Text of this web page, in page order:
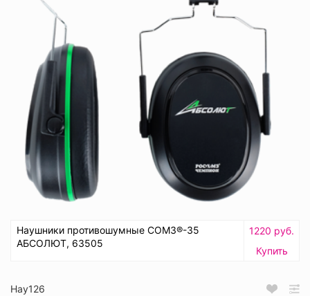
Наушники противошумные СОМЗ®-35
АБСОЛЮТ, 63505
1220 руб.
Купить
Нау126